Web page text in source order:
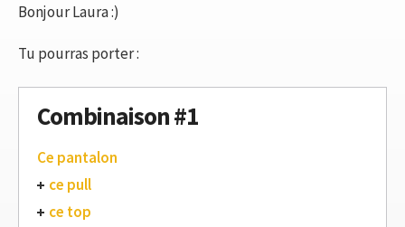
Bonjour Laura :)
Tu pourras porter :
Combinaison #1
Ce pantalon
ce pull
ce top